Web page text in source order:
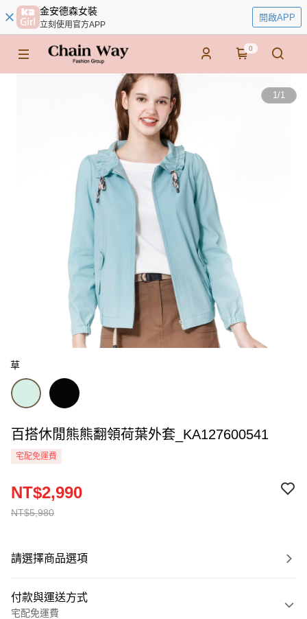
金安德森女裝
立刻使用官方APP
開啟APP
0
1/1
草
百搭休閒熊熊翻領荷葉外套_KA127600541
宅配免運費
NT$5,980
NT$2,990
請選擇商品選項
付款與運送方式
宅配免運費